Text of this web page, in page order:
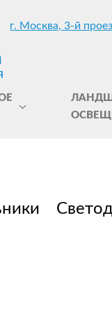
г. Москва, 3-й